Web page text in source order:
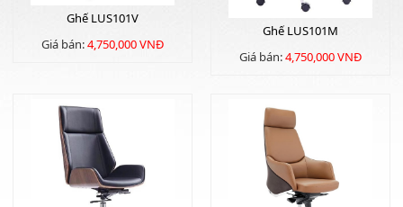
Ghế LUS101V
Giá bán:4,750,000 VNĐ
Ghế LUS101M
Giá bán:4,750,000 VNĐ